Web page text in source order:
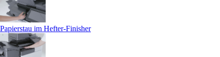
Papierstau im Hefter-Finisher